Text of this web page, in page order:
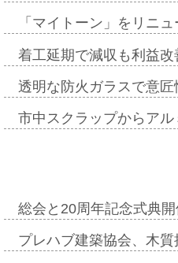
「マイトーン」をリニ
着工延期で減収も利益
透明な防火ガラスで意
市中スクラップからア
総会と20周年記念式典
プレハブ建築協会、木